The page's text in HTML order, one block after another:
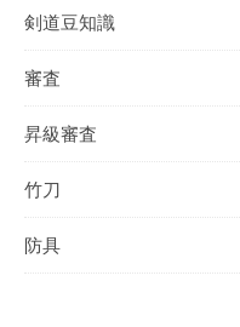
剣道豆知識
審査
昇級審査
竹刀
防具